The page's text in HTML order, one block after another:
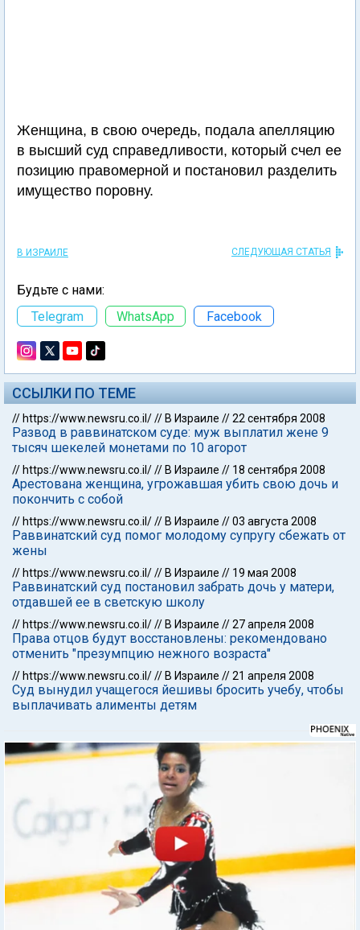
Женщина, в свою очередь, подала апелляцию
в высший суд справедливости, который счел ее
позицию правомерной и постановил разделить
имущество поровну.
В ИЗРАИЛЕ СЛЕДУЮЩАЯ СТАТЬЯ
Будьте с нами:
Telegram
WhatsApp Facebook
ССЫЛКИ ПО ТЕМЕ
// https://www.newsru.co.il/// В Израиле //22 сентября 2008
Развод в раввинатском суде: муж выплатил жене 9
тысяч шекелей монетами по 10 агорот
// https://www.newsru.co.il/// В Израиле // 18 сентября 2008
Арестована женщина, угрожавшая убить свою дочь и
покончить с собой
// https://www.newsru.co.il/// В Израиле //03 августа 2008
Раввинатский суд помог молодому супругу сбежать от
жены
// https://www.newsru.co.il/// В Израиле // 19 мая 2008
Раввинатский суд постановил забрать дочь у матери,
отдавшей ее в светскую школу
// https://www.newsru.co.il/// В Израиле //27 апреля 2008
Права отцов будут восстановлены: рекомендовано
отменить "презумпцию нежного возраста"
// https://www.newsru.co.il/// В Израиле //21 апреля 2008
Суд вынудил учащегося йешивы бросить учебу, чтобы
выплачивать алименты детям